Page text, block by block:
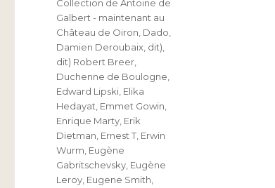
Collection de Antoine de
Galbert - maintenant au
Château de Oiron Dado
Damien Deroubaix dit)
dit) Robert Breer
Duchenne de Boulogne
Edward Lipski Elika
Hedayat Emmet Gowin
Enrique Marty Erik
Dietman Ernest T Erwin
Wurm Eugène
Gabritschevsky Eugène
Leroy Eugene Smith